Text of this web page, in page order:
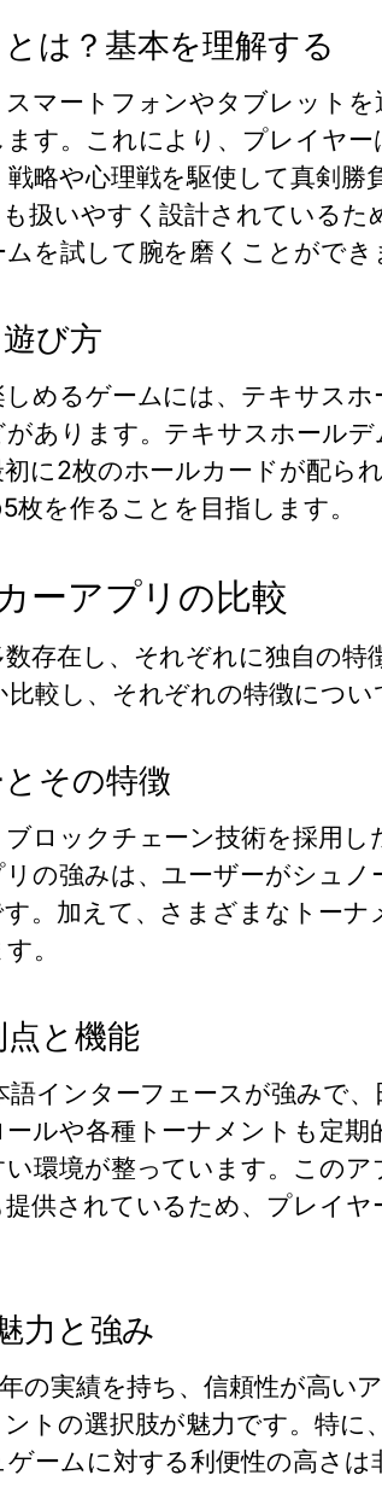
は？基本を理解する
マートフォンやタブレット
す。これにより、プレイヤ
略や心理戦を駆使して真剣
扱いやすく設計されている
を試して腕を磨くことができ
び方
めるゲームには、テキサス
あります。テキサスホール
に2枚のホールカードが配ら
枚を作ることを目指します。
ーアプリの比較
存在し、それぞれに独自の
較し、それぞれの特徴につい
その特徴
ロックチェーン技術を採用
の強みは、ユーザーがシュ
。加えて、さまざまなトー
。
点と機能
語インターフェースが強みで
ルや各種トーナメントも定
環境が整っています。このア
供されているため、プレイ
力と強み
の実績を持ち、信頼性が高い
トの選択肢が魅力です。特
ームに対する利便性の高さは